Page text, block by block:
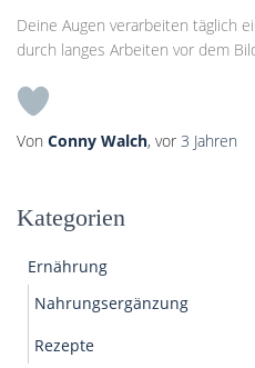
Deine Augen verarbeiten täglich
durch langes Arbeiten vor dem
Von Conny Walch, vor 3 Jahren
Kategorien
Ernährung
Nahrungsergänzung
Rezepte